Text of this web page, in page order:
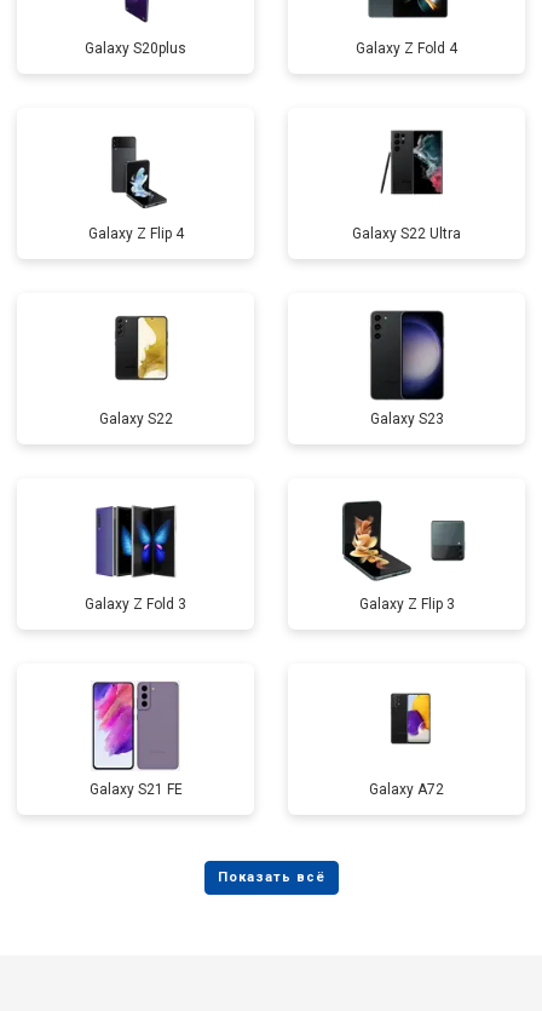
Galaxy S20plus Galaxy Z Fold 4
Galaxy Z Flip 4 Galaxy S22 Ultra
Galaxy S22 Galaxy S23
Galaxy Z Fold 3 Galaxy Z Flip 3
Galaxy S21 FE Galaxy A72